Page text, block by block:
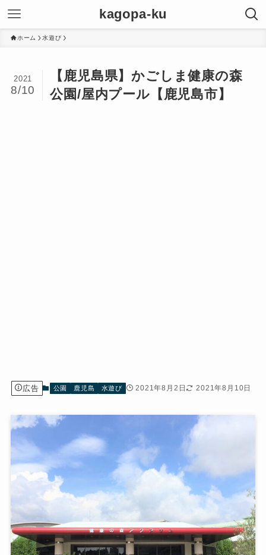
kagopa-ku
ホーム 水遊び
【鹿児島県】かごしま健康の森
公園/屋内プール【鹿児島市】
2021
8/10
広告 公園 鹿児島 水遊び 2021年8月2日 2021年8月10日